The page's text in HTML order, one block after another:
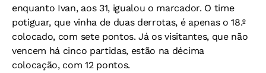
enquanto Ivan, aos 31, igualou o marcador. O time
potiguar, que vinha de duas derrotas, é apenas o 18.º
colocado, com sete pontos. Já os visitantes, que não
vencem há cinco partidas, estão na décima
colocação, com 12 pontos.